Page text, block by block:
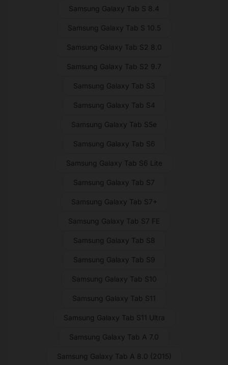
Samsung Galaxy Tab S 8.4
Samsung Galaxy Tab S 10.5
Samsung Galaxy Tab S2 8.0
Samsung Galaxy Tab S2 9.7
Samsung Galaxy Tab S3
Samsung Galaxy Tab S4
Samsung Galaxy Tab S5e
Samsung Galaxy Tab S6
Samsung Galaxy Tab S6 Lite
Samsung Galaxy Tab S7
Samsung Galaxy Tab S7+
Samsung Galaxy Tab S7 FE
Samsung Galaxy Tab S8
Samsung Galaxy Tab S9
Samsung Galaxy Tab S10
Samsung Galaxy Tab S11
Samsung Galaxy Tab S11 Ultra
Samsung Galaxy Tab A 7.0
Samsung Galaxy Tab A 8.0 (2015)